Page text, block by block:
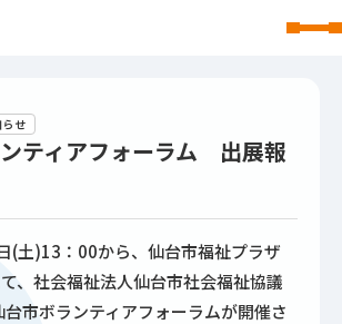
せ
ティアフォーラム 出展報
(土)13：00から、仙台市福祉プラザ
、社会福祉法人仙台市社会福祉協議
市ボランティアフォーラムが開催さ